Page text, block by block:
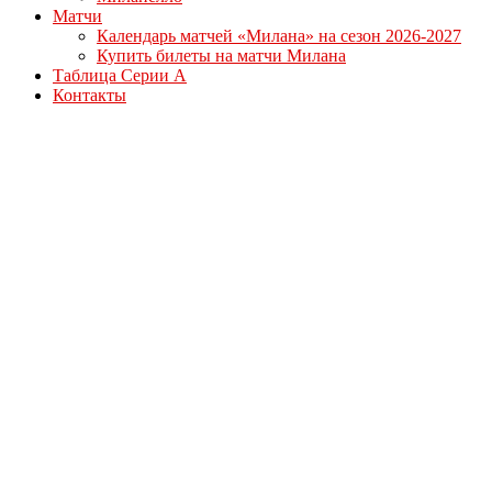
Матчи
Календарь матчей «Милана» на сезон 2026-2027
Купить билеты на матчи Милана
Таблица Серии А
Контакты